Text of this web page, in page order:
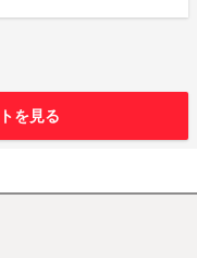
を見る